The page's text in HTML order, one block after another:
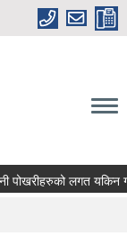
पोखरीहरुको लगत यकिन